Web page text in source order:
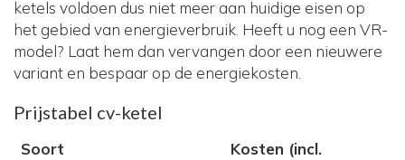
ketels voldoen dus niet meer aan huidige eisen op
het gebied van energieverbruik. Heeft u nog een VR-
model? Laat hem dan vervangen door een nieuwere
variant en bespaar op de energiekosten.
Prijstabel cv-ketel
Soort
Kosten (incl.